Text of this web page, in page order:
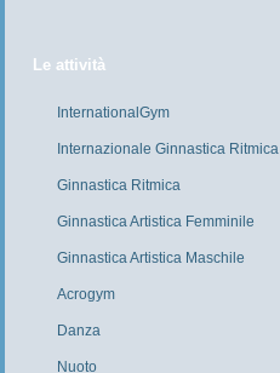
Le attività
InternationalGym
Internazionale Ginnastica Ritmica
Ginnastica Ritmica
Ginnastica Artistica Femminile
Ginnastica Artistica Maschile
Acrogym
Danza
Nuoto